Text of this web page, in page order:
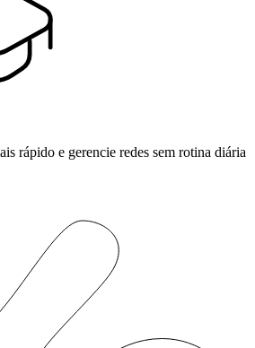
rápido e gerencie redes sem rotina diária